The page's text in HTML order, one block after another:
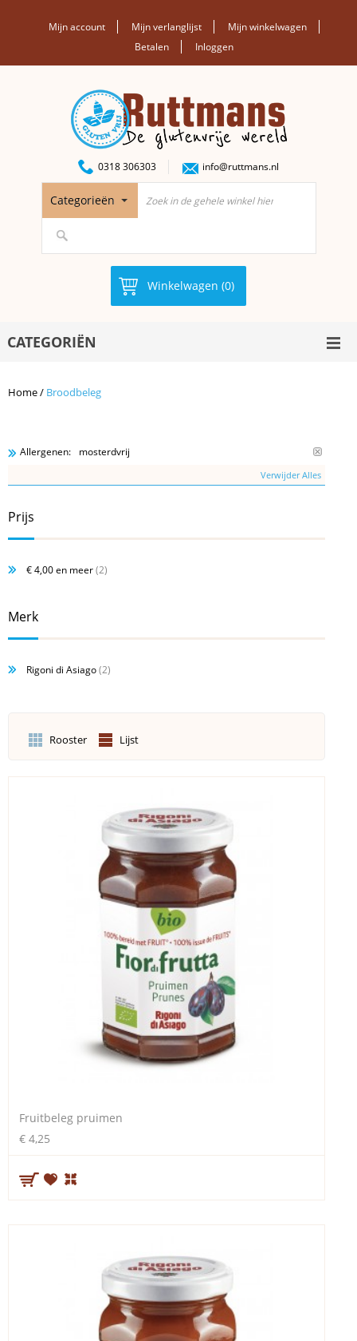
Mijn account Mijn verlanglijst
Mijn winkelwagen
Betalen
Inloggen
0318 306303 info@ruttmans.nl
Categorieën
Winkelwagen (0)
CATEGORIËN
Home/ Broodbeleg
Allergenen: mosterdvrij
Verwijder Alles
Prijs
€ 4,00en meer(2)
Merk
Rigoni di Asiago(2)
Rooster Lijst
Fruitbeleg pruimen
€ 4,25